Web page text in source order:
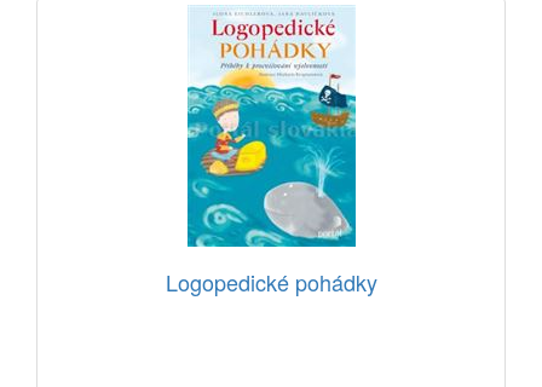
Logopedické pohádky